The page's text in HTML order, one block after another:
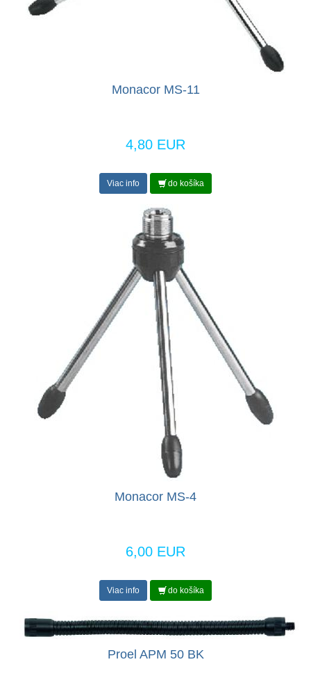
Monacor MS-11
4,80 EUR
Viac info do košíka
Monacor MS-4
6,00 EUR
Viac info do košíka
Proel APM 50 BK